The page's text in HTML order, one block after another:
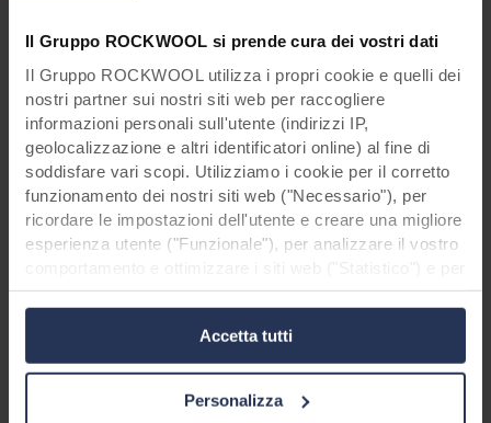
Il Gruppo ROCKWOOL si prende cura dei vostri dati
Il Gruppo ROCKWOOL utilizza i propri cookie e quelli dei
nostri partner sui nostri siti web per raccogliere
informazioni personali sull'utente (indirizzi IP,
geolocalizzazione e altri identificatori online) al fine di
soddisfare vari scopi. Utilizziamo i cookie per il corretto
funzionamento dei nostri siti web ("Necessario"), per
ricordare le impostazioni dell'utente e creare una migliore
esperienza utente ("Funzionale"), per analizzare il vostro
indirizzare i nostri contenuti e annunci sui social media e
sui siti web esterni in base al vostro comportamento sui
nostri siti web ("Marketing "). Le informazioni sull'utilizzo
dei nostri siti web da parte dell'utente possono essere
analisi. I nostri partner commerciali possono combinare
Accetta tutti
Personalizza
Public - Schools / Universities Germany
Una scuola speciale con una facciata dai
toni vivaci
Semplice, a bassa manutenzione e con un elevato
l’ampliamento di una scuola speciale situata a
Pfarrkirchen, in Baviera. La soluzione era una
facciata ventilata costituita da pannelli Rockpanel
Colours.